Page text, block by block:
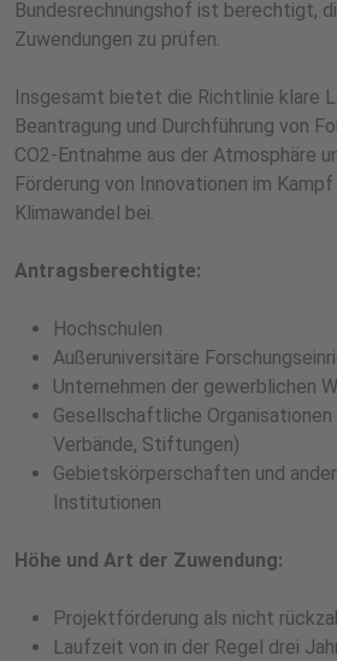
Bundesrechnungshof ist berechtigt,
Zuwendungen zu prüfen.
Insgesamt bietet die Richtlinie klare
Beantragung und Durchführung von
CO2-Entnahme aus der Atmosphäre
Förderung von Innovationen im
Klimawandel bei.
Antragsberechtigte:
Hochschulen
Außeruniversitäre
Unternehmen der gewerblichen
Gesellschaftliche Organisationen
Verbände, Stiftungen)
Gebietskörperschaften und
Institutionen
Höhe und Art der Zuwendung:
Projektförderung als nicht
Laufzeit von in der Regel drei